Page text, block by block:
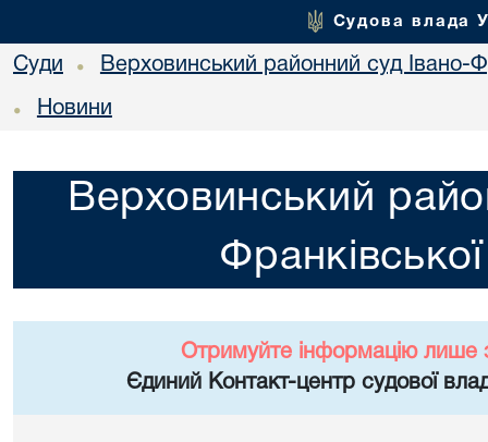
Судова влада
Суди • Верховинський районний суд Івано-
• Новини
Верховинський
Отримуйте інформацію лише
Єдиний Контакт-центр судової